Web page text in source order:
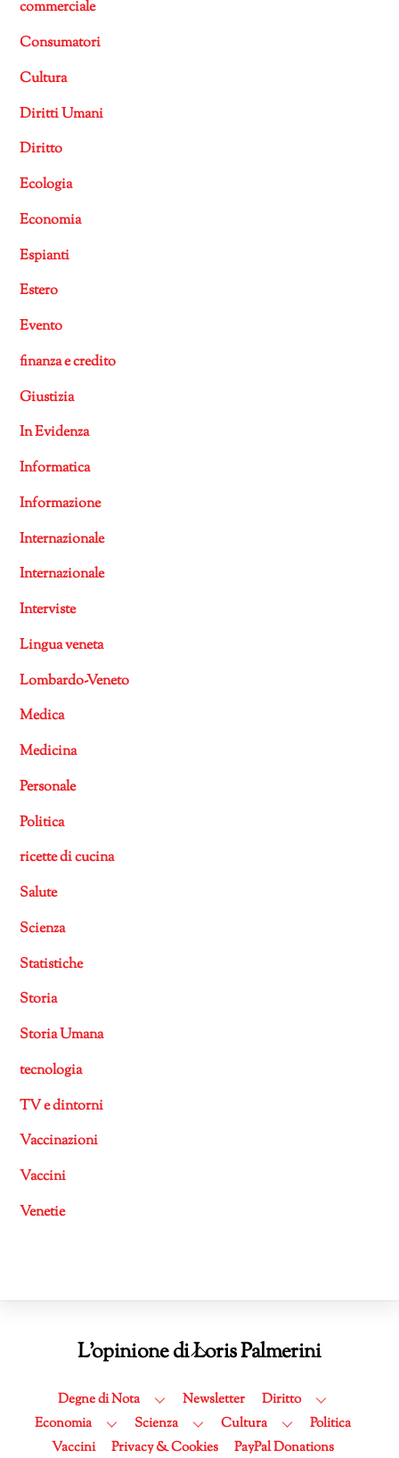
commerciale
Consumatori
Cultura
Diritti Umani
Diritto
Ecologia
Economia
Espianti
Estero
Evento
finanza e credito
Giustizia
In Evidenza
Informatica
Informazione
Internazionale
Internazionale
Interviste
Lingua veneta
Lombardo-Veneto
Medica
Medicina
Personale
Politica
ricette di cucina
Salute
Scienza
Statistiche
Storia
Storia Umana
tecnologia
TV e dintorni
Vaccinazioni
Vaccini
Venetie
Back
Top
L'opinione di Loris Palmerini
Degne di Nota Newsletter
Diritto
Economia
Scienza Cultura
Politica
Vaccini
Privacy & Cookies PayPal Donations